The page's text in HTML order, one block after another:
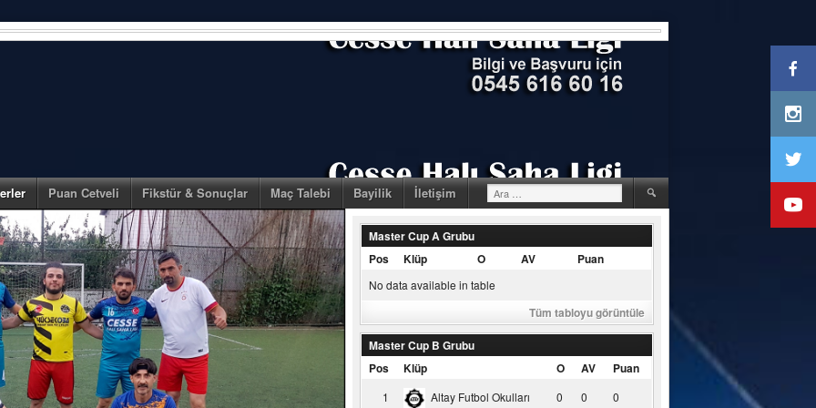
Puan Cetveli Fikstür & Sonuçlar Maç Talebi Bayilik İletişim Arama:
Master Cup A Grubu
Pos
Klüp O AV Puan
No data available in table
Tüm tabloyu görüntüle
Master Cup B Grubu
Pos
Klüp O AV Puan
1 Altay Futbol Okulları 0 0 0